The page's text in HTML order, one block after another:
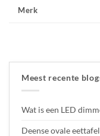
Merk
Meest recente
Wat is een LED
Deense ovale